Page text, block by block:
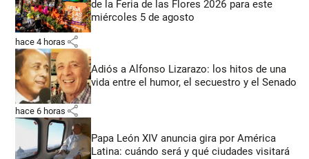
de la Feria de las Flores 2026 para este
miércoles 5 de agosto
hace 4 horas share
Adiós a Alfonso Lizarazo: los hitos de una
vida entre el humor, el secuestro y el Senado
hace 6 horas share
Papa León XIV anuncia gira por América
Latina: cuándo será y qué ciudades visitará